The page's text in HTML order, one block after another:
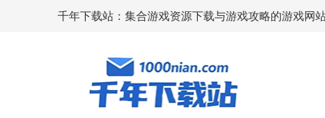
千年下载站：集合游戏资源下载与游戏攻略的游戏网